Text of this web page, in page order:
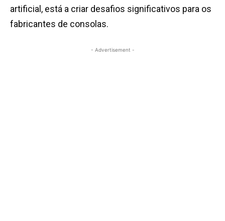
artificial, está a criar desafios significativos para os
fabricantes de consolas.
- Advertisement -